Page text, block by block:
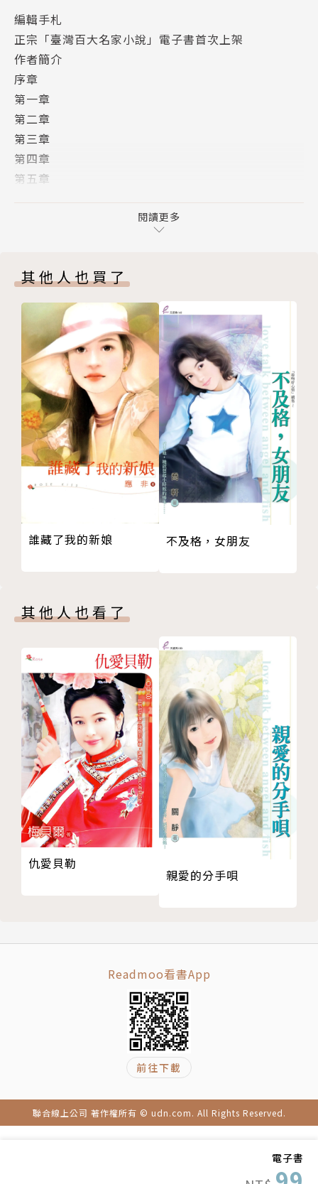
電子書
脈，但命運總有著出乎意料的安排。
艾詩特能否逃過死亡的陰影？還是，隨著路西恩
伸出的手，光明與黑喑竟也能和諧地共舞一曲──暗夜
的華爾滋。
編輯手札
正宗「臺灣百大名家小說」電子書首次上架
作者簡介
序章
第一章
第二章
第三章
第四章
第五章
第十章
番外篇──小瞳安的煩惱
版權頁
閱讀更多
其他人也買了
誰藏了我的新娘 不及格，女朋友
其他人也看了
仇愛貝勒
親愛的分手唄
Readmoo看書App
前往下載
聯合線上公司 著作權所有 © udn.com. All Rights Reserved.